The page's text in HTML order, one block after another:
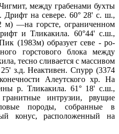
между грабенами бухты
на севере. 60° 28' с. ш.,
м) —на горсте, ограниченном
и Тликакила. 60°44' с.ш.,
(1983м) образует севе - ро-
горстового блока между
тесно сливается с массивом
з.д. Неактивен. Спурр (3374
Алеутского хр. На
р. Тликакила. 61° 18' с.ш.,
интрузии, рвущие
породы, собранные в
конус, расположенный на